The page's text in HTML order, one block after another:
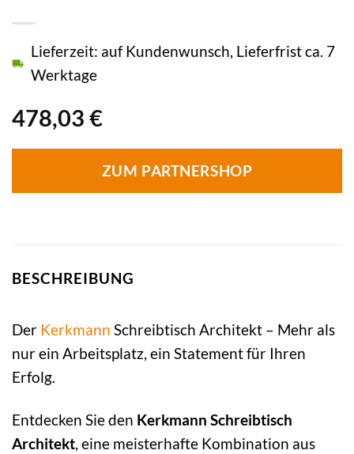
478,03 €
Lieferzeit: auf Kundenwunsch, Lieferfrist ca. 7
Werktage
ZUM PARTNERSHOP
BESCHREIBUNG
Der Kerkmann Schreibtisch Architekt – Mehr als
nur ein Arbeitsplatz, ein Statement für Ihren
Erfolg.
Entdecken Sie den Kerkmann Schreibtisch
Architekt, eine meisterhafte Kombination aus